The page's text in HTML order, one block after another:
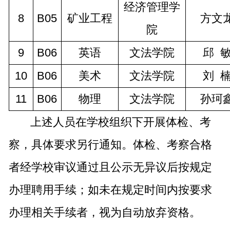
8 B05 矿业工程
经济管理学
院
方文
9 B06 英语 文法学院
邱
10
B06 美术 文法学院
刘
11
B06 物理 文法学院
孙珂
上述人员在学校组织下开展体检、考
察，具体要求另行通知。体检、考察合格
者经学校审议通过且公示无异议后按规定
办理聘用手续；如未在规定时间内按要求
办理相关手续者，视为自动放弃资格。